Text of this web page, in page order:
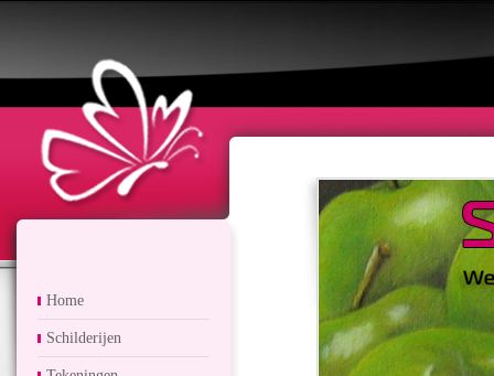
Home
Schilderijen